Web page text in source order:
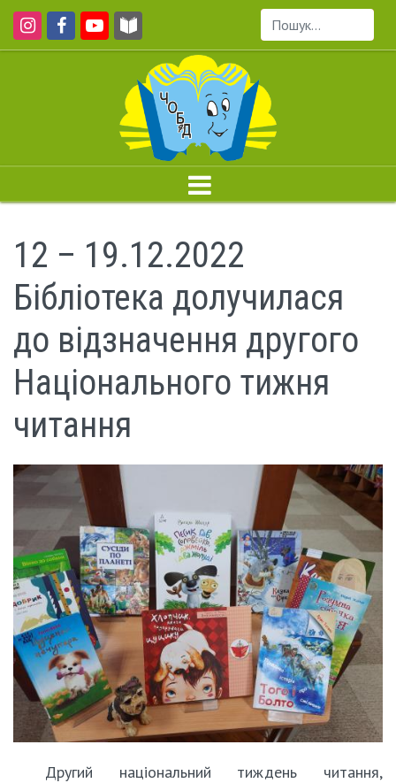
Пошук...
12 – 19.12.2022
Бібліотека долучилася
до відзначення другого
Національного тижня
читання
Другий національний тиждень читання,